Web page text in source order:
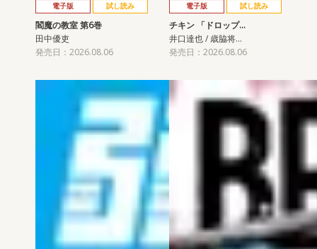
電子版 試し読み
閻魔の教室 第6巻
田中優吏
発売日：2026.08.06
電子版 試し読み
チキン 「ドロップ…
井口達也 / 歳脇将…
発売日：2026.08.06